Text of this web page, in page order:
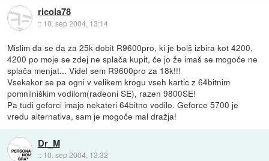
ricola78
:: 10. sep 2004, 13:14
Mislim da se da za 25k dobit R9600pro, ki je bolš izbira kot 4200,
4200 po moje se zdej ne splača kupit, če jo že imaš se mogoče ne
splača menjat... Videl sem R9600pro za 18k!!!
Vsekakor se pa ogni v velikem krogu vseh kartic z 64bitnim
pomnilniškim vodilom(radeoni SE), razen 9800SE!
Pa tudi geforci imajo nekateri 64bitno vodilo. Geforce 5700 je
vredu alternativa, sam je mogoče mal dražja!
Dr_M
:: 10. sep 2004, 13:32